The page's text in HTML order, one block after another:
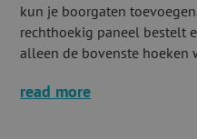
kun je boorgaten
rechthoekig paneel bestelt
alleen de bovenste hoeken
read more